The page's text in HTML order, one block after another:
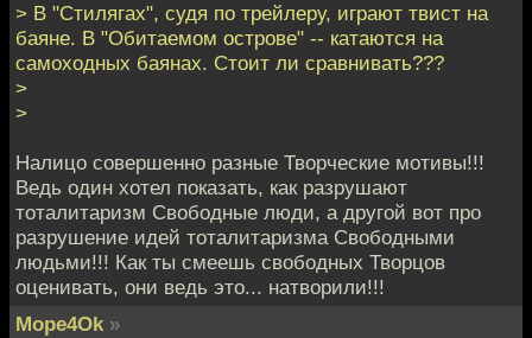
> В "Стилягах", судя по трейлеру, играют твист на
баяне. В "Обитаемом острове" -- катаются на
самоходных баянах. Стоит ли сравнивать???
>
>
Налицо совершенно разные Творческие мотивы!!!
Ведь один хотел показать, как разрушают
тоталитаризм Свободные люди, а другой вот про
разрушение идей тоталитаризма Свободными
людьми!!! Как ты смеешь свободных Творцов
оценивать, они ведь это... натворили!!!
Mope4Ok »